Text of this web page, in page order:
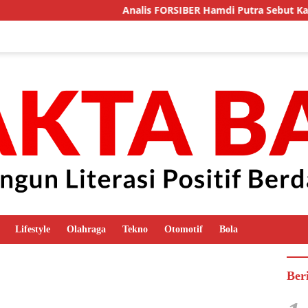
Analis FORSIBER Hamdi Putra Sebut Kasus Pogalan
Lifestyle Olahraga Tekno Otomotif Bola